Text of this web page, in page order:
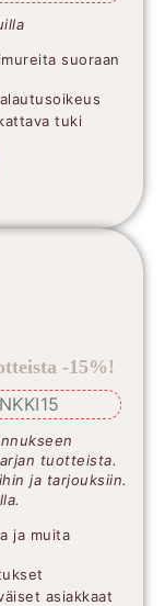
suoraan
tuki
-15%!
tuotteista.
ja tarjouksiin.
ja muita
asiakkaat